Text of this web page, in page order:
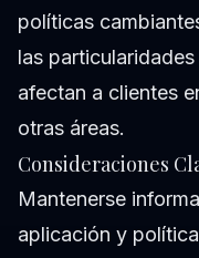
políticas
las
afectan a clientes
otras áreas.
Consideraciones
Mantenerse
aplicación y